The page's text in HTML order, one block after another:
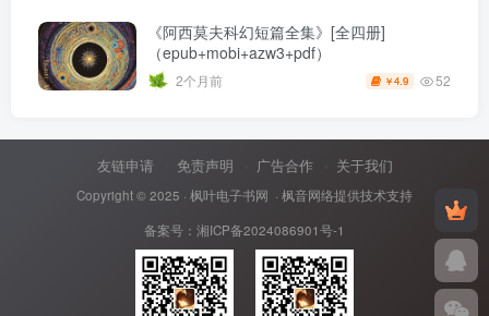
《阿西莫夫科幻短篇全集》[全四册]
（epub+mobi+azw3+pdf）
2个月前 ￥4.9 52
友链申请 免责声明 广告合作 关于我们
Copyright © 2025 · 枫叶电子书网 · 枫音网络提供技术支持
备案号： 湘ICP备2024086901号-1